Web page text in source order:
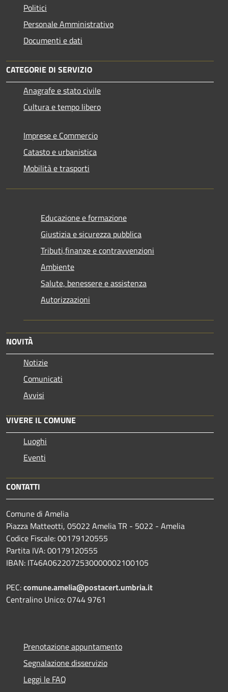
Politici
Personale Amministrativo
Documenti e dati
CATEGORIE DI SERVIZIO
Anagrafe e stato civile
Cultura e tempo libero
Imprese e Commercio
Catasto e urbanistica
Mobilità e trasporti
Educazione e formazione
Giustizia e sicurezza pubblica
Tributi,finanze e contravvenzioni
Ambiente
Salute, benessere e assistenza
Autorizzazioni
NOVITÀ
Notizie
Comunicati
Avvisi
VIVERE IL COMUNE
Luoghi
Eventi
CONTATTI
Comune di Amelia
Piazza Matteotti, 05022 Amelia TR - 5022 - Amelia
Codice Fiscale: 00179120555
Partita IVA: 00179120555
IBAN: IT46A0622072530000002100105
PEC:comune.amelia@postacert.umbria.it
Centralino Unico: 0744 9761
Prenotazione appuntamento
Segnalazione disservizio
Leggi le FAQ